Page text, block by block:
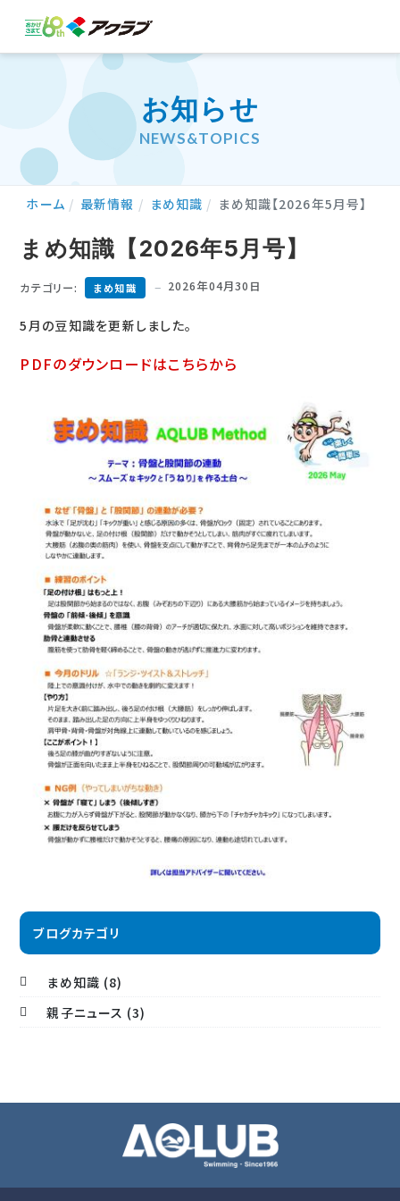
お知らせ
NEWS&TOPICS
ホーム 最新情報 まめ知識 まめ知識【2026年5月号】
まめ知識【2026年5月号】
カテゴリー: まめ知識 2026年04月30日
5月の豆知識を更新しました。
PDFのダウンロードはこちらから
ブログカテゴリ
まめ知識 (8)
親子ニュース (3)